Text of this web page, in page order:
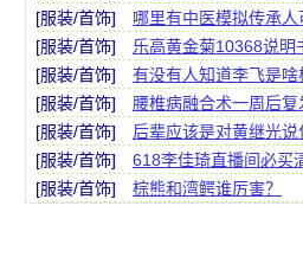
[服装/首饰]
哪里有中医模拟传承人
[服装/首饰]
乐高黄金菊10368说明
[服装/首饰]
有没有人知道李飞是啥
[服装/首饰]
腰椎病融合术一周后
[服装/首饰]
后辈应该是对黄继光说
[服装/首饰]
618李佳琦直播间必买
[服装/首饰]
棕熊和湾鳄谁厉害？